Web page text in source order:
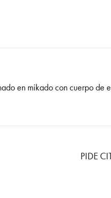
en mikado con cuerpo de
PIDE